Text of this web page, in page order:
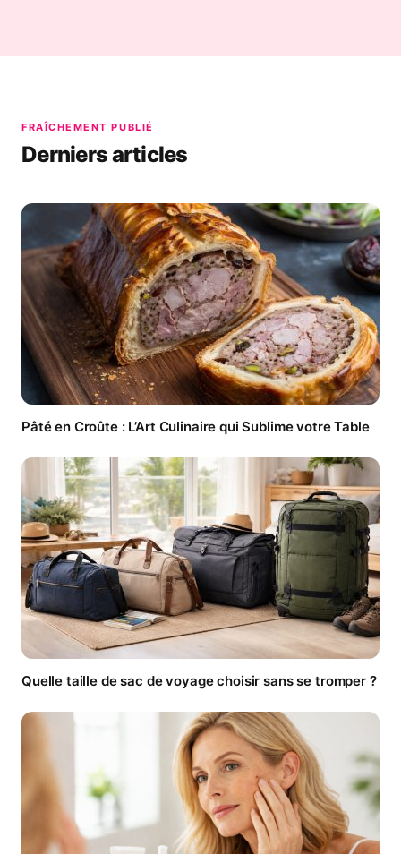
FRAÎCHEMENT PUBLIÉ
Derniers articles
Pâté en Croûte : L’Art Culinaire qui Sublime votre Table
Quelle taille de sac de voyage choisir sans se tromper ?